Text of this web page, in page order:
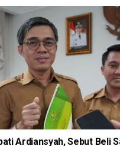
Ardiansyah, Sebut Beli